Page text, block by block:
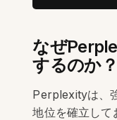
なぜ
するのか？
Perplexityは、
地位を確立して